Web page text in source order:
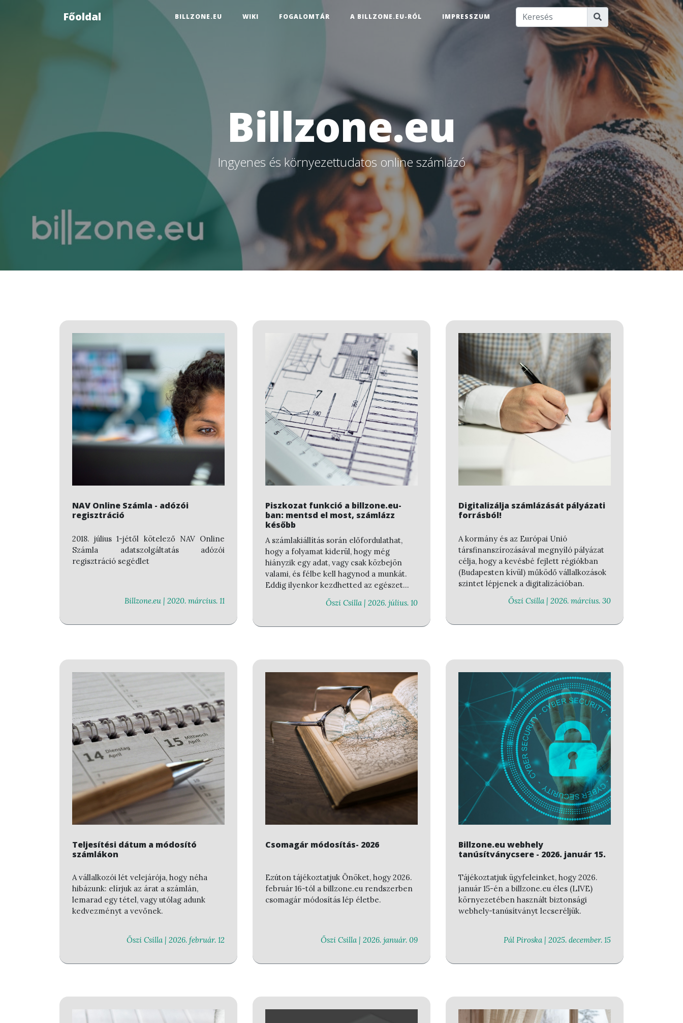
Főoldal BILLZONE.EU WIKI FOGALOMTÁR A BILLZONE.EU-RÓL IMPRESSZUM
Billzone.eu
Ingyenes és környezettudatos online számlázó
NAV Online Számla - adózói
regisztráció
2018. július 1-jétől kötelező NAV Online
Számla adatszolgáltatás adózói
regisztráció segédlet
Billzone.eu | 2020. március. 11
Piszkozat funkció a billzone.eu-
ban: mentsd el most, számlázz
később
A számlakiállítás során előfordulathat,
hogy a folyamat kiderül, hogy még
hiányzik egy adat, vagy csak közbejön
valami, és félbe kell hagynod a munkát.
Eddig ilyenkor kezdhetted az egészet
Őszi Csilla | 2026. július. 10
Digitalizálja számlázását pályázati
forrásból!
A kormány és az Európai Unió
társfinanszírozásával megnyíló pályázat
célja, hogy a kevésbé fejlett régiókban
(Budapesten kívül) működő vállalkozások
szintet lépjenek a digitalizációban.
Őszi Csilla | 2026. március. 30
Teljesítési dátum a módosító
számlákon
A vállalkozói lét velejárója, hogy néha
hibázunk: elírjuk az árat a számlán,
lemarad egy tétel, vagy utólag adunk
kedvezményt a vevőnek.
Őszi Csilla | 2026. február. 12
Csomagár módosítás- 2026
Ezúton tájékoztatjuk Önöket, hogy 2026.
február 16-tól a billzone.eu rendszerben
csomagár módosítás lép életbe.
Őszi Csilla | 2026. január. 09
Billzone.eu webhely
tanúsítványcsere - 2026. január 15.
Tájékoztatjuk ügyfeleinket, hogy 2026.
január 15-én a billzone.eu éles (LIVE)
környezetében használt biztonsági
webhely-tanúsítványt lecseréljük.
Pál Piroska | 2025. december. 15